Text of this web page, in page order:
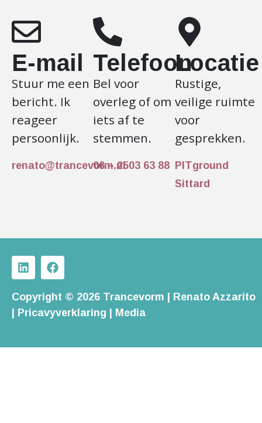
E-mail
Stuur me een
bericht. Ik
reageer
persoonlijk.
renato@trancevorm.nl
Telefoon
Bel voor
overleg of om
iets af te
stemmen.
06 – 2503 63 88
Locatie
Rustige,
veilige ruimte
voor
gesprekken.
PITground
Sittard
Copyright © 2026 Trancevorm | Renato Azzarito
Pricavyverklaring Media